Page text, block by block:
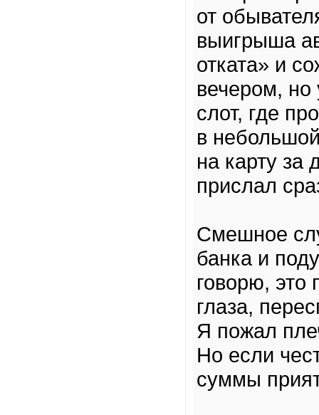
от
выигрыша
отката» и
вечером, но
слот, где
в
на карту за
прислал
Смешное
банка и
говорю, это
глаза,
Я пожал
Но если
суммы